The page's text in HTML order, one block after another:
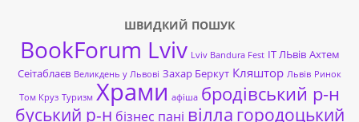
ШВИДКИЙ ПОШУК
BookForum Lviv Lviv Bandura Fest ІТ ЛЬвів Ахтем
Сеітаблаєв Великдень у Львові Захар Беркут Кляштор Львів Ринок
Том Круз Туризм Храми афіша бродівський р-н
буський р-н бізнес пані вілла городоцький